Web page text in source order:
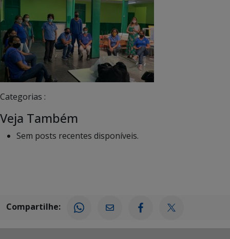
Categorias :
Veja Também
Sem posts recentes disponíveis.
Compartilhe: